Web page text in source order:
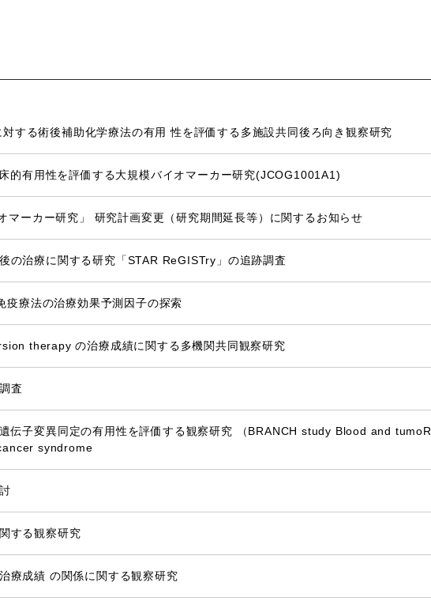
する術後補助化学療法の有用 性を評価する多施設共同後ろ向き観察研究
的有用性を評価する大規模バイオマーカー研究(JCOG1001A1)
マーカー研究」 研究計画変更（研究期間延長等）に関するお知らせ
の治療に関する研究「STAR ReGISTry」の追跡調査
疫療法の治療効果予測因子の探索
therapy の治療成績に関する多機関共同観察研究
査
伝子変異同定の有用性を評価する観察研究 （BRANCH study Blood and tumoR
syndrome
する観察研究
療成績 の関係に関する観察研究